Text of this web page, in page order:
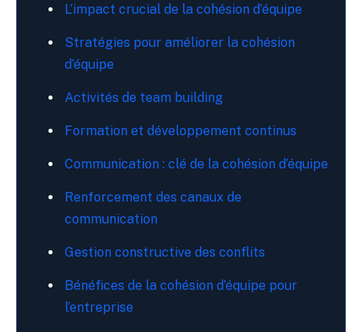
L’impact crucial de la cohésion d’équipe
Stratégies pour améliorer la cohésion
d’équipe
Activités de team building
Formation et développement continus
Communication : clé de la cohésion d’équipe
Renforcement des canaux de
communication
Gestion constructive des conflits
Bénéfices de la cohésion d’équipe pour
l’entreprise